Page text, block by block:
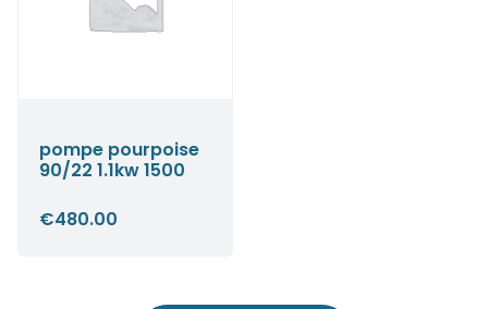
pompe pourpoise
90/22 1.1kw 1500
€480.00